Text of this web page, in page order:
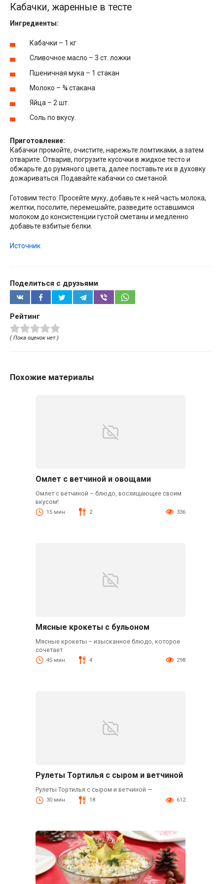
Кабачки, жаренные в тесте
Ингредиенты:
Кабачки – 1 кг
Сливочное масло – 3 ст. ложки
Пшеничная мука – 1 стакан
Молоко – ¾ стакана
Яйца – 2 шт.
Соль по вкусу.
Приготовление:
Кабачки промойте, очистите, нарежьте ломтиками, а затем
отварите. Отварив, погрузите кусочки в жидкое тесто и
обжарьте до румяного цвета, далее поставьте их в духовку
дожариваться. Подавайте кабачки со сметаной.
Готовим тесто: Просейте муку, добавьте к ней часть молока,
желтки, посолите, перемешайте, разведите оставшимся
молоком до консистенции густой сметаны и медленно
добавьте взбитые белки.
Источник
Поделиться с друзьями
Рейтинг
( Пока оценок нет )
Похожие материалы
Омлет с ветчиной и овощами
Омлет с ветчиной – блюдо, восхищающее своим
вкусом!
15 мин. 2 336
Мясные крокеты с бульоном
Мясные крокеты – изысканное блюдо, которое
сочетает
45 мин. 4 298
Рулеты Тортилья с сыром и ветчиной
Рулеты Тортилья с сыром и ветчиной —
30 мин. 18 612